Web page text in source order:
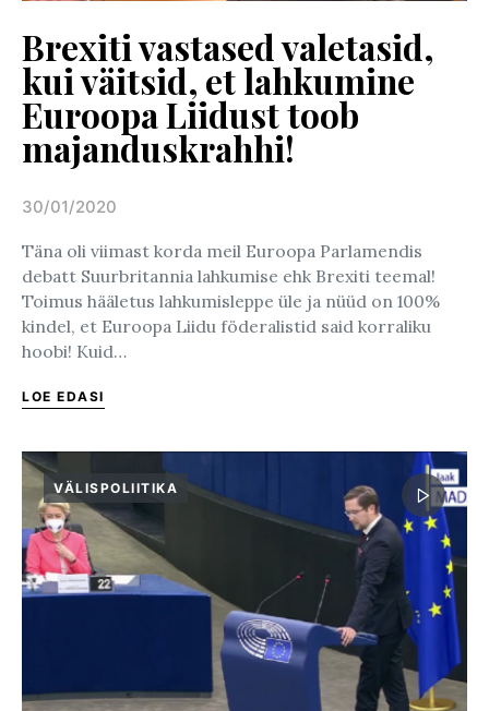
Brexiti vastased valetasid,
kui väitsid, et lahkumine
Euroopa Liidust toob
majanduskrahhi!
Posted on
30/01/2020
Täna oli viimast korda meil Euroopa Parlamendis
debatt Suurbritannia lahkumise ehk Brexiti teemal!
Toimus hääletus lahkumisleppe üle ja nüüd on 100%
kindel, et Euroopa Liidu föderalistid said korraliku
hoobi! Kuid…
LOE EDASI
VÄLISPOLIITIKA